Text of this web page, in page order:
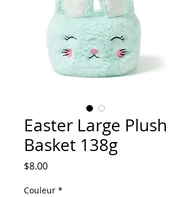
Easter Large Plush
Basket 138g
$8.00Prix
Couleur *